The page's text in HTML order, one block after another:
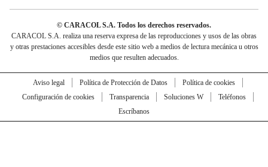
© CARACOL S.A. Todos los derechos reservados.
CARACOL S.A. realiza una reserva expresa de las reproducciones y usos de las obras
y otras prestaciones accesibles desde este sitio web a medios de lectura mecánica u otros
medios que resulten adecuados.
Aviso legal Política de Protección de Datos
Política de cookies
Configuración de cookies
Transparencia Soluciones W
Teléfonos
Escríbanos